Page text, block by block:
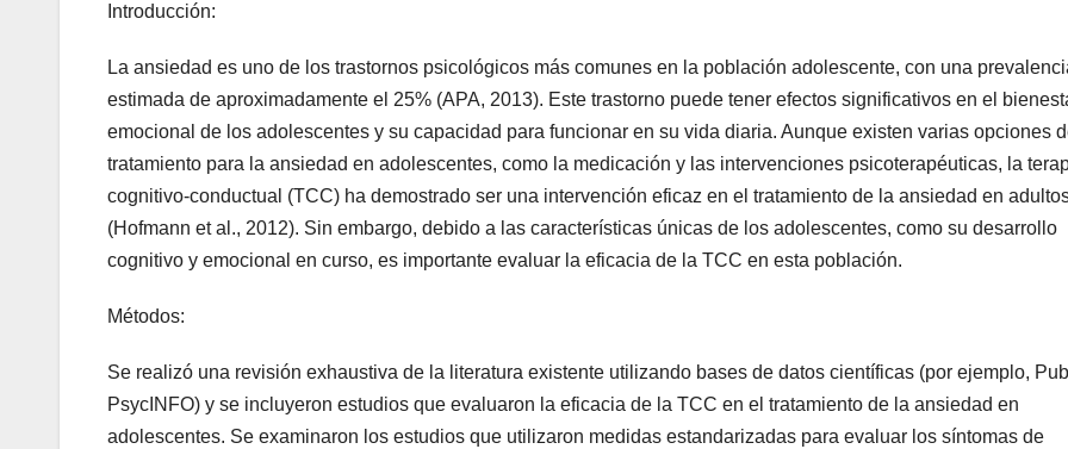
Introducción:
La ansiedad es uno de los trastornos psicológicos más comunes en la población adolescente, con una
estimada de aproximadamente el 25% (APA, 2013). Este trastorno puede tener efectos significativos en el
emocional de los adolescentes y su capacidad para funcionar en su vida diaria. Aunque existen varias opciones
tratamiento para la ansiedad en adolescentes, como la medicación y las intervenciones psicoterapéuticas, la
cognitivo-conductual (TCC) ha demostrado ser una intervención eficaz en el tratamiento de la ansiedad en
(Hofmann et al., 2012). Sin embargo, debido a las características únicas de los adolescentes, como su desarrollo
cognitivo y emocional en curso, es importante evaluar la eficacia de la TCC en esta población.
Métodos:
Se realizó una revisión exhaustiva de la literatura existente utilizando bases de datos científicas (por ejemplo,
PsycINFO) y se incluyeron estudios que evaluaron la eficacia de la TCC en el tratamiento de la ansiedad en
adolescentes. Se examinaron los estudios que utilizaron medidas estandarizadas para evaluar los síntomas de